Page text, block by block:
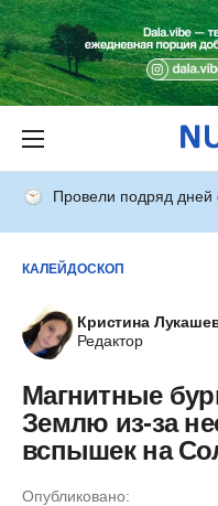
Провели подряд дней
КАЛЕЙДОСКОП
Кристина
Редактор
Магнитные
Землю из-за
вспышек на
Опубликовано: